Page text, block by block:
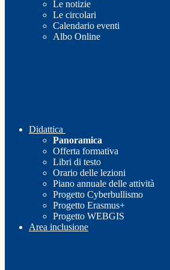
Le notizie
Le circolari
Calendario eventi
Albo Online
Didattica
Panoramica
Offerta formativa
Libri di testo
Orario delle lezioni
Piano annuale delle attività
Progetto Cyberbullismo
Progetto Erasmus+
Progetto WEBGIS
Area inclusione